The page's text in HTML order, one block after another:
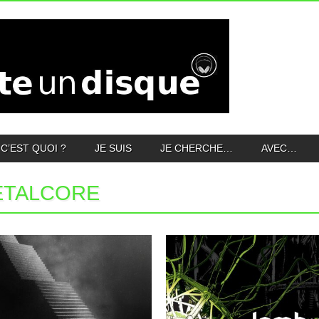
QUOI ? JE SUIS JE CHERCHE… AVEC…
06.04.26
MALLAVORA : WHAT IF
BETTER NEVER COMES?
En voilà une question opportune et pleine
de sens. Bien sûr,...
18.03.26
LAMB OF GOD : INTO
OBLIVION
Pour ce treizième album, le groupe
américain a décidé non pas...